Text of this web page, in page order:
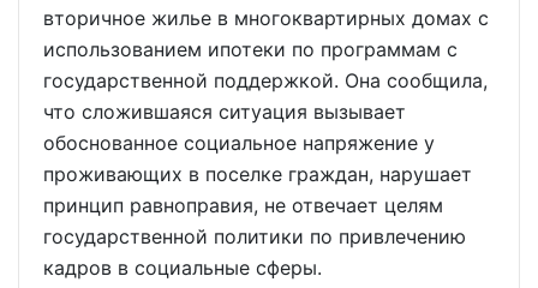
вторичное жилье в многоквартирных домах с
использованием ипотеки по программам с
государственной поддержкой. Она сообщила,
что сложившаяся ситуация вызывает
обоснованное социальное напряжение у
проживающих в поселке граждан, нарушает
принцип равноправия, не отвечает целям
государственной политики по привлечению
кадров в социальные сферы.